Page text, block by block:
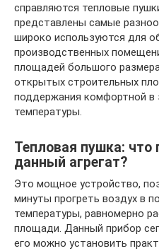
справляются тепловые
представлены самые
широко используются для
производственных
площадей большого
открытых строительных
поддержания комфортной в
температуры.
Тепловая пушка: что
данный агрегат?
Это мощное устройство,
минуты прогреть воздух в
температуры, равномерно
площади. Данный прибор
его можно установить